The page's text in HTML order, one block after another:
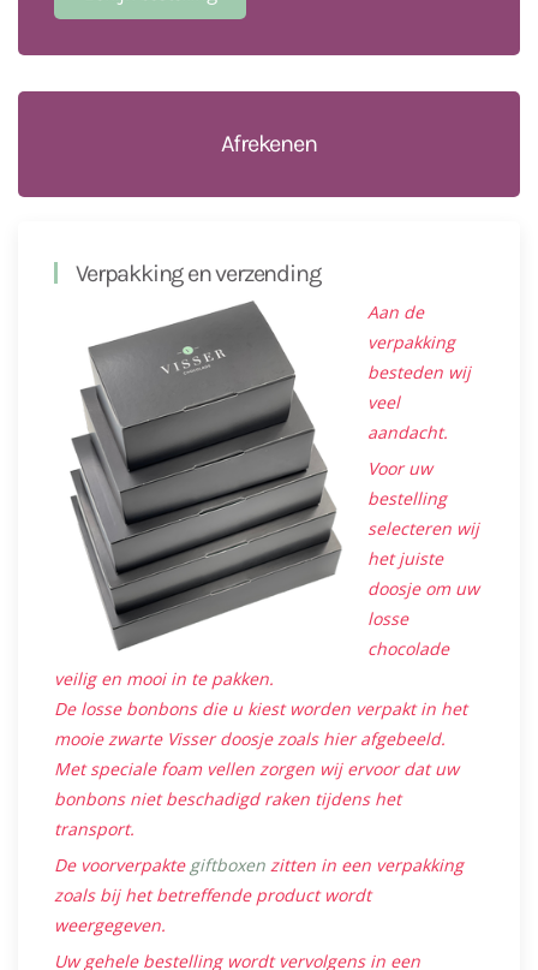
Afrekenen
Verpakking en verzending
Aan de
verpakking
besteden wij
veel
aandacht.
Voor uw
bestelling
selecteren wij
het juiste
doosje om uw
losse
chocolade
veilig en mooi in te pakken.
De losse bonbons die u kiest worden verpakt in het
mooie zwarte Visser doosje zoals hier afgebeeld.
Met speciale foam vellen zorgen wij ervoor dat uw
bonbons niet beschadigd raken tijdens het
transport.
De voorverpakte giftboxen zitten in een verpakking
zoals bij het betreffende product wordt
weergegeven.
Uw gehele bestelling wordt vervolgens in een